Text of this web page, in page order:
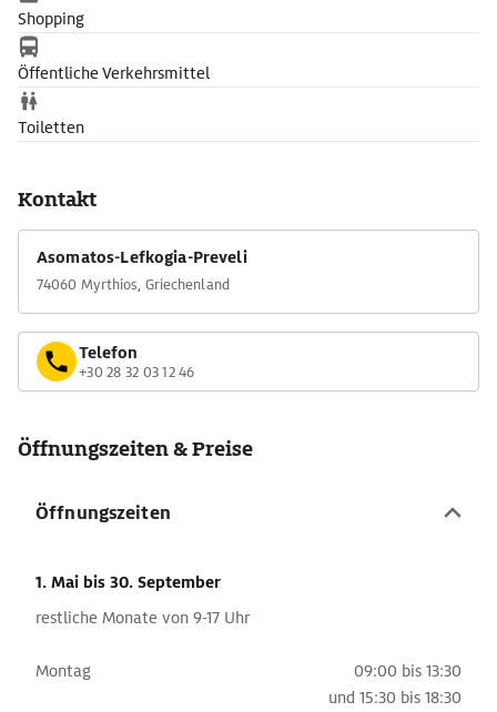
wüstenartigen roten Fels-Canyon durchflossen hat. Vom nahen
Plakias aus fahren in der Saison jeden Morgen Badeboote
dorthin.
Shopping
Öffentliche Verkehrsmittel
Toiletten
Kontakt
Asomatos-Lefkogia-Preveli
74060 Myrthios, Griechenland
Telefon
+30 28 32 03 12 46
Öffnungszeiten & Preise
Öffnungszeiten
1. Mai bis 30. September
restliche Monate von 9-17 Uhr
Montag
09:00 bis 13:30
und 15:30 bis 18:30